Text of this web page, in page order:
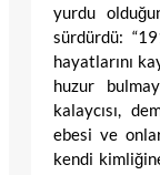
yurdu
sürdürdü:
hayatlarını
huzur
kalaycısı,
ebesi ve
kendi